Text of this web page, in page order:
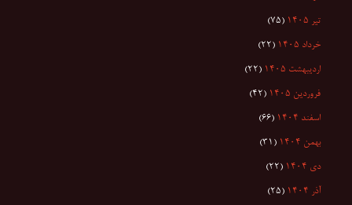
تیر ۱۴۰۵ (۷۵)
خرداد ۱۴۰۵ (۲۲)
اردیبهشت ۱۴۰۵ (۲۲)
فروردین ۱۴۰۵ (۴۲)
اسفند ۱۴۰۴ (۶۶)
بهمن ۱۴۰۴ (۳۱)
دی ۱۴۰۴ (۲۲)
آذر ۱۴۰۴ (۲۵)